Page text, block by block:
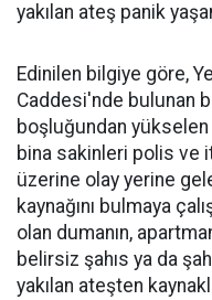
yakılan ateş panik
Edinilen bilgiye göre,
Caddesi'nde bulunan
boşluğundan yükselen
bina sakinleri polis ve
üzerine olay yerine
kaynağını bulmaya
olan dumanın,
belirsiz şahıs ya da
yakılan ateşten